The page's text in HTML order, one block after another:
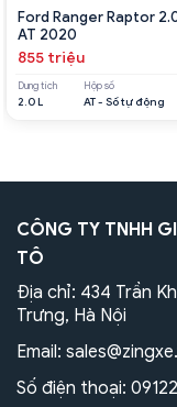
Ford Ranger Raptor
AT 2020
855 triệu
Dung tích
2.0 L
Hộp số
AT - Số tự động
CÔNG TY TNHH
TÔ
Địa chỉ: 434 Trần
Trưng, Hà Nội
Email:
Số điện thoại: